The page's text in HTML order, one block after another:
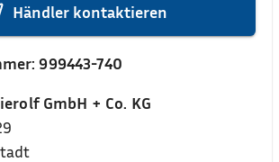
Händler kontaktieren
999443-740
GmbH + Co. KG